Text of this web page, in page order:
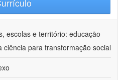
escolas e território: educação
ciência para transformação social